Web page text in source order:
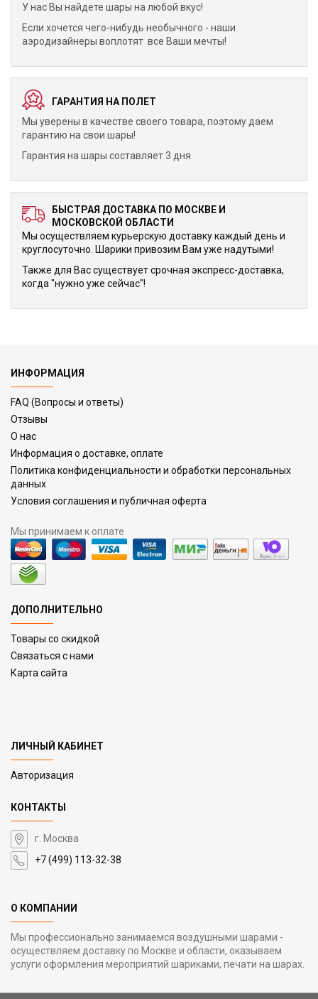
У нас Вы найдете шары на любой вкус!
Если хочется чего-нибудь необычного - наши
аэродизайнеры воплотят все Ваши мечты!
ГАРАНТИЯ НА ПОЛЕТ
Мы уверены в качестве своего товара, поэтому даем
гарантию на свои шары!
Гарантия на шары составляет 3 дня
БЫСТРАЯ ДОСТАВКА ПО МОСКВЕ И
МОСКОВСКОЙ ОБЛАСТИ
Мы осуществляем курьерскую доставку каждый день и
круглосуточно. Шарики привозим Вам уже надутыми!
Также для Вас существует срочная экспресс-доставка,
когда "нужно уже сейчас"!
ИНФОРМАЦИЯ
FAQ (Вопросы и ответы)
Отзывы
О нас
Информация о доставке, оплате
Политика конфиденциальности и обработки персональных
данных
Условия соглашения и публичная оферта
Мы принимаем к оплате
ДОПОЛНИТЕЛЬНО
Товары со скидкой
Связаться с нами
Карта сайта
ЛИЧНЫЙ КАБИНЕТ
Авторизация
КОНТАКТЫ
г. Москва
+7 (499) 113-32-38
О КОМПАНИИ
Мы профессионально занимаемся воздушными шарами -
осуществляем доставку по Москве и области, оказываем
услуги оформления мероприятий шариками, печати на шарах.